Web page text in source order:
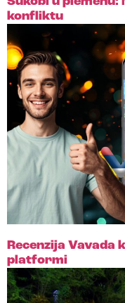
konfliktu
Recenzija Vavada
platformi